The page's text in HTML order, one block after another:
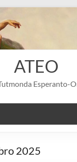
ATEO
Esperanto-
2025